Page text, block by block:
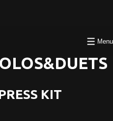
Menu
KIT